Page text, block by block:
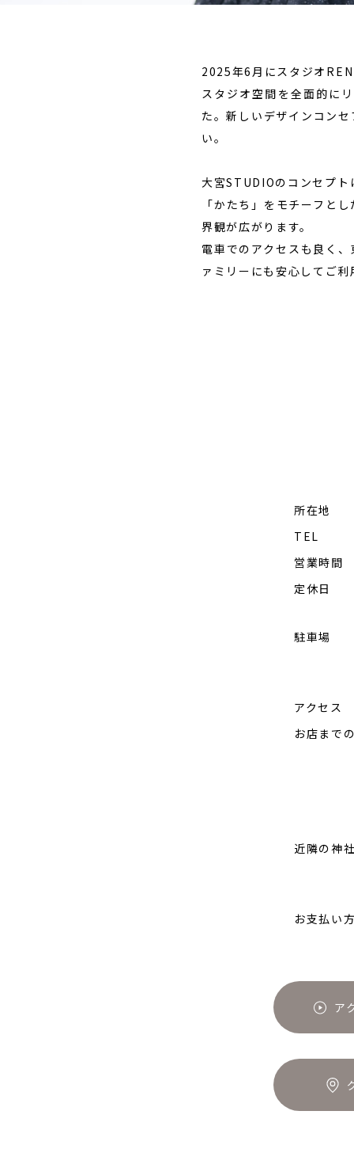
2025年6月にスタジオ
スタジオ空間を全面的に
た。新しいデザインコン
い。
大宮STUDIOのコンセプ
「かたち」をモチーフと
界観が広がります。
電車でのアクセスも良く
ァミリーにも安心してご
所在地
TEL
営業時間
定休日
駐車場
アクセス
お店まで
近隣の神
お支払い
ア